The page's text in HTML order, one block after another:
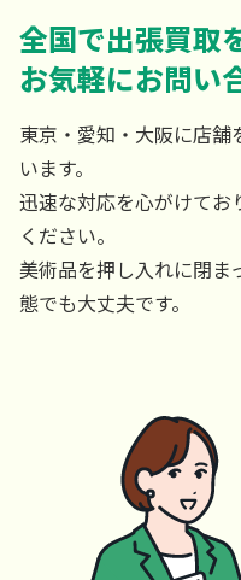
全国で出張買取
お気軽にお問い
東京・愛知・大阪に店舗
います。
迅速な対応を心がけてお
ください。
美術品を押し入れに閉ま
態でも大丈夫です。